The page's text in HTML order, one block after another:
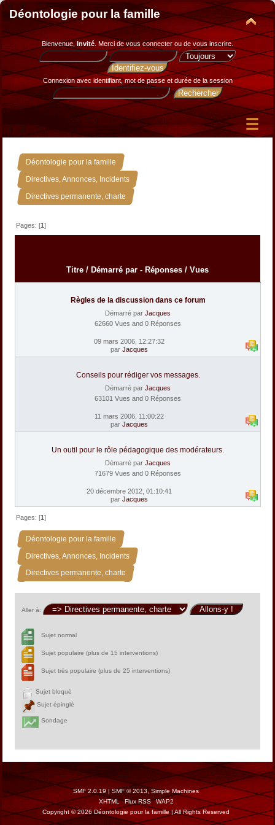
Déontologie pour la famille
Bienvenue, Invité. Merci devous connecter ou de vous inscrire.
Connexion avec identifiant, mot de passe et durée de la session
Déontologie pour la famille »
Directives, Annonces, Incidents »
Directives permanente, charte
Pages: [1]
Titre / Démarré par - Réponses / Vues
Règles de la discussion dans ce forum
Démarré par Jacques
62660 Vues and 0 Réponses
09 mars 2006, 12:27:32
par Jacques
Conseils pour rédiger vos messages.
Démarré par Jacques
63101 Vues and 0 Réponses
11 mars 2006, 11:00:22
par Jacques
Un outil pour le rôle pédagogique des modérateurs.
Démarré par Jacques
71679 Vues and 0 Réponses
20 décembre 2012, 01:10:41
par Jacques
Pages: [1]
Déontologie pour la famille »
Directives, Annonces, Incidents »
Directives permanente, charte
Aller à:
Sujet normal
Sujet populaire (plus de 15 interventions)
Sujet très populaire (plus de 25 interventions)
Sujet bloqué
Sujet épinglé
Sondage
SMF 2.0.19|SMF © 2013, Simple Machines
XHTML
Flux RSS
WAP2
Copyright © 2026 Déontologie pour la famille | All Rights Reserved